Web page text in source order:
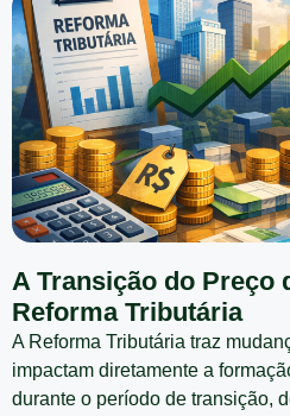
A Transição do Preço
Reforma Tributária
A Reforma Tributária traz
impactam diretamente a
durante o período de transição,